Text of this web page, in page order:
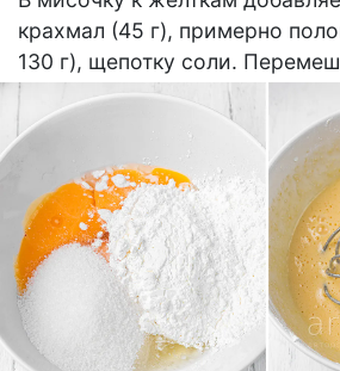
крахмал (45 г), примерно
130 г), щепотку соли.